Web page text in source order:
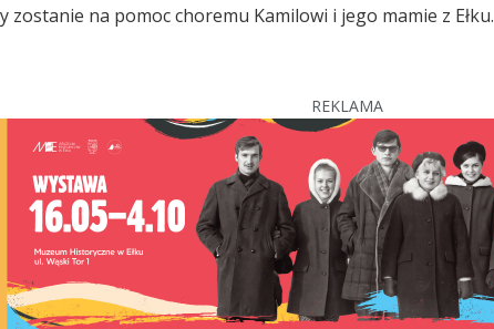
zostanie na pomoc choremu Kamilowi i jego mamie z Ełku.
REKLAMA